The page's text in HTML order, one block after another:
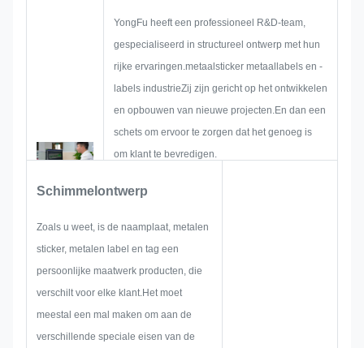
YongFu heeft een professioneel R&D-team,
gespecialiseerd in structureel ontwerp met hun
rijke ervaringen.metaalsticker metaallabels en -
labels industrieZij zijn gericht op het ontwikkelen
en opbouwen van nieuwe projecten.En dan een
schets om ervoor te zorgen dat het genoeg is
om klant te bevredigen.
een naambord, een metalen sticker, een
Schimmelontwerp
Zoals u weet, is de naamplaat, metalen
sticker, metalen label en tag een
persoonlijke maatwerk producten, die
verschilt voor elke klant.Het moet
meestal een mal maken om aan de
verschillende speciale eisen van de